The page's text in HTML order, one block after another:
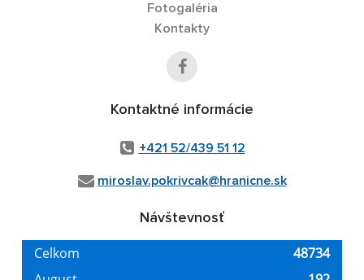
Fotogaléria
Kontakty
Kontaktné informácie
+421 52/439 51 12
miroslav.pokrivcak@hranicne.sk
Návštevnosť